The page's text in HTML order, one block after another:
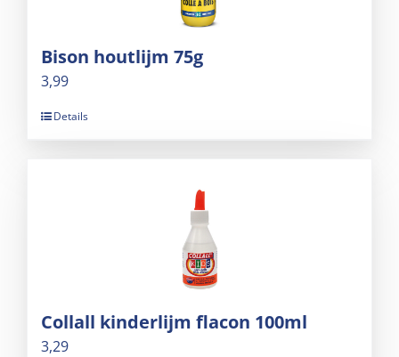
Bison houtlijm 75g
3,99
Details
Collall kinderlijm flacon 100ml
3,29